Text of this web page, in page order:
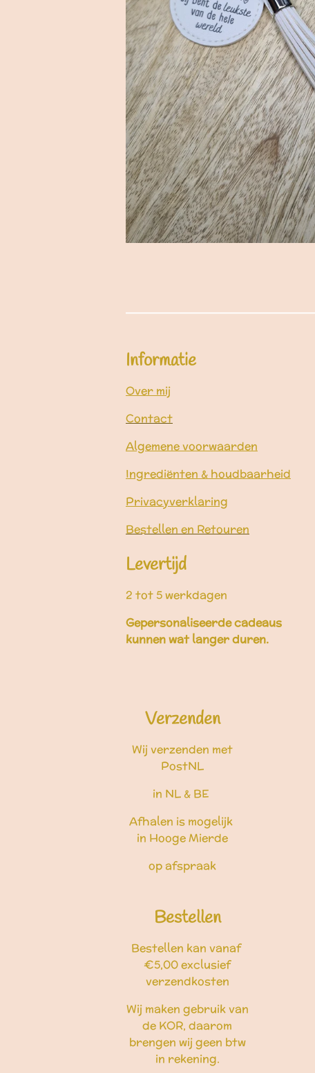
Informatie
Over mij
Contact
Algemene voorwaarden
Ingrediënten & houdbaarheid
Privacyverklaring
Bestellen en Retouren
Levertijd
2 tot 5 werkdagen
Gepersonaliseerde cadeaus
kunnen wat langer duren.
Verzenden
Wij verzenden met
PostNL
in NL & BE
Afhalen is mogelijk
in Hooge Mierde
op afspraak
Bestellen
Bestellen kan vanaf
€5,00 exclusief
verzendkosten
Wij maken gebruik van
de KOR, daarom
brengen wij geen btw
in rekening.